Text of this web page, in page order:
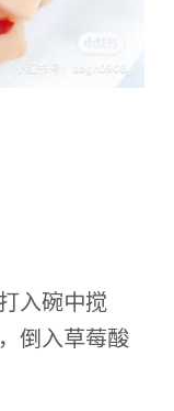
入碗中搅
倒入草莓酸